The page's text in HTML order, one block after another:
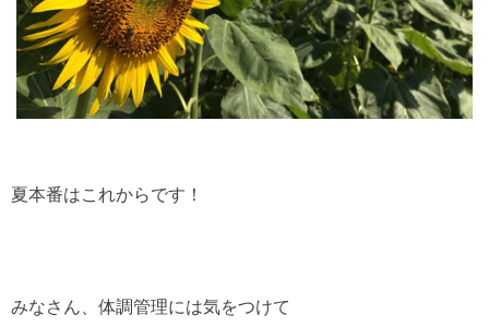
夏本番はこれからです！
みなさん、体調管理には気をつけて